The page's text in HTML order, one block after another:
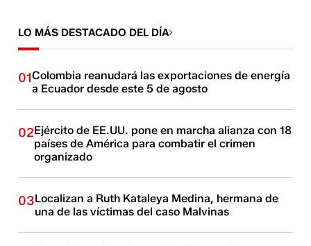
LO MÁS DESTACADO DEL DÍA
01Colombia reanudará las exportaciones de energía
a Ecuador desde este 5 de agosto
02Ejército de EE.UU. pone en marcha alianza con 18
países de América para combatir el crimen
organizado
03Localizan a Ruth Kataleya Medina, hermana de
una de las víctimas del caso Malvinas